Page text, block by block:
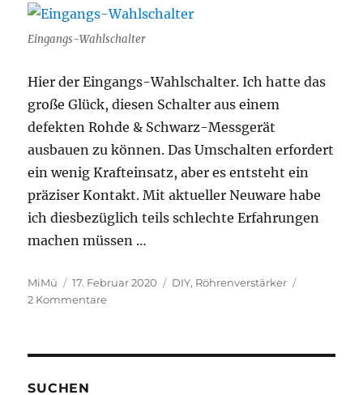
Eingangs-Wahlschalter
Hier der Eingangs-Wahlschalter. Ich hatte das
große Glück, diesen Schalter aus einem
defekten Rohde & Schwarz-Messgerät
ausbauen zu können. Das Umschalten erfordert
ein wenig Krafteinsatz, aber es entsteht ein
präziser Kontakt. Mit aktueller Neuware habe
ich diesbezüglich teils schlechte Erfahrungen
machen müssen …
Autor
MiMü
Veröffentlicht
am
17. Februar 2020 Kategorien
DIY, Röhrenverstärker
2 Kommentarezu
SUCHEN